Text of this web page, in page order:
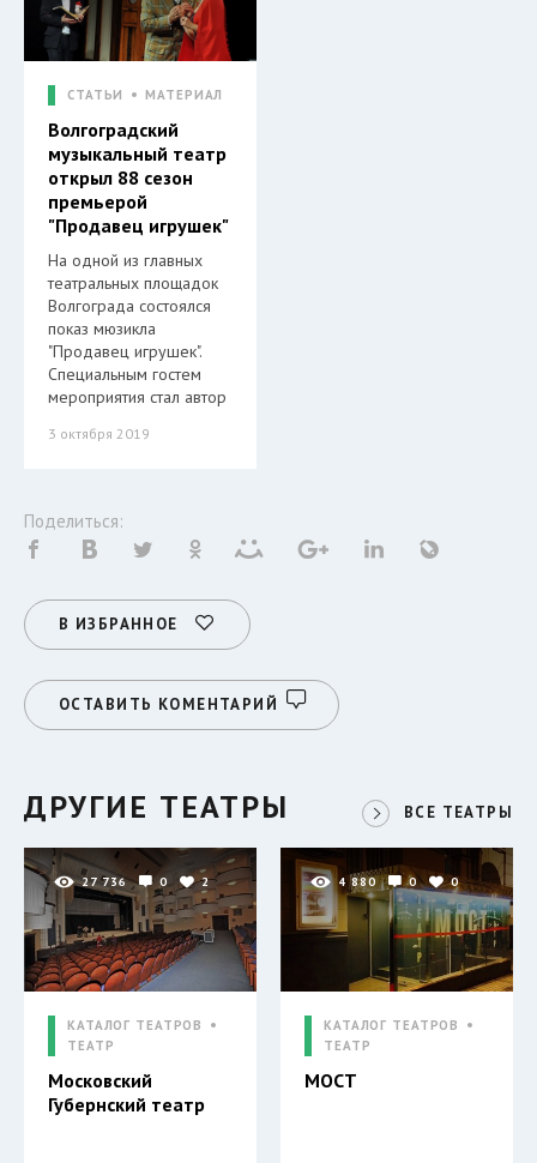
СТАТЬИ МАТЕРИАЛ
Волгоградский
музыкальный театр
открыл 88 сезон
премьерой
"Продавец игрушек"
На одной из главных
театральных площадок
Волгограда состоялся
показ мюзикла
"Продавец игрушек".
Специальным гостем
мероприятия стал автор
3 октября 2019
Поделиться:
В ИЗБРАННОЕ
ОСТАВИТЬ КОМЕНТАРИЙ
ДРУГИЕ ТЕАТРЫ ВСЕ ТЕАТРЫ
27 736 0 2
КАТАЛОГ ТЕАТРОВ
ТЕАТР
Московский
Губернский театр
4 880 0 0
КАТАЛОГ ТЕАТРОВ
ТЕАТР
МОСТ